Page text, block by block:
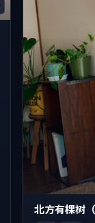
北方有棵树